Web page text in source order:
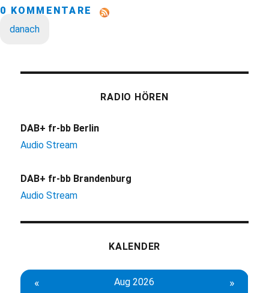
0 KOMMENTARE
danach
RADIO HÖREN
DAB+ fr-bb Berlin
Audio Stream
DAB+ fr-bb Brandenburg
Audio Stream
KALENDER
« Aug 2026 »